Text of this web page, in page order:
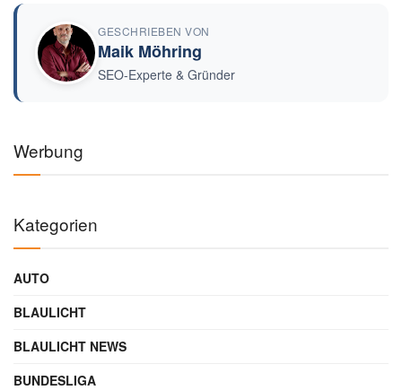
GESCHRIEBEN VON
Maik Möhring
SEO-Experte & Gründer
Werbung
Kategorien
AUTO
BLAULICHT
BLAULICHT NEWS
BUNDESLIGA